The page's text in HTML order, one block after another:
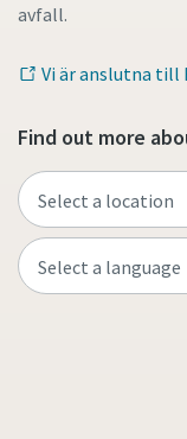
avfall.
Vi är anslutna till
Find out more